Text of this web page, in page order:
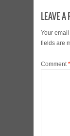
LEAVE A
Your
fields are
Comment*